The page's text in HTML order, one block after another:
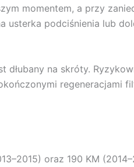
momentem, a przy
usterka podciśnienia lub
dłubany na skróty.
regeneracjami
oraz 190 KM